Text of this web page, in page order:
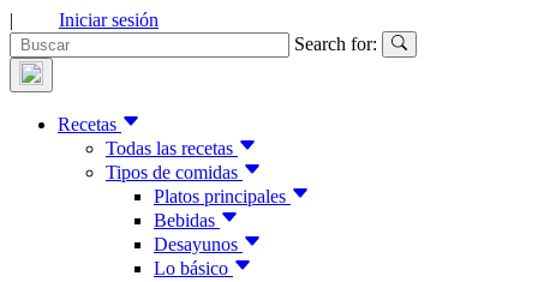
|
Iniciar sesión
Search for:
Recetas
Todas las recetas
Tipos de comidas
Platos principales
Bebidas
Desayunos
Lo básico